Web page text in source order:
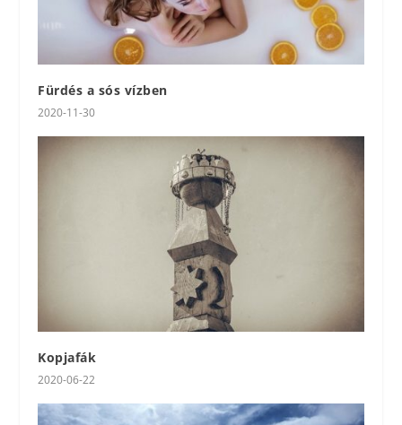
Fürdés a sós vízben
2020-11-30
Kopjafák
2020-06-22